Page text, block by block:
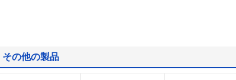
その他の製品